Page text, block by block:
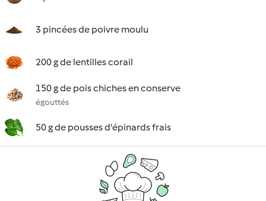
3 pincées de poivre moulu
200 g de lentilles corail
150 g de pois chiches en conserve
égouttés
50 g de pousses d'épinards frais